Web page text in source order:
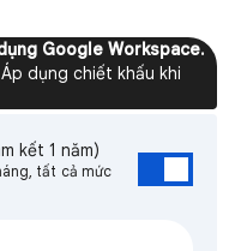
Google Workspace.
Áp dụng chiết khấu khi
kết 1 năm)
tất cả mức